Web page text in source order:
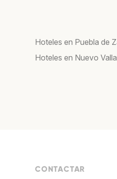
Hoteles en Puebla de
Hoteles en Nuevo
CONTACTAR